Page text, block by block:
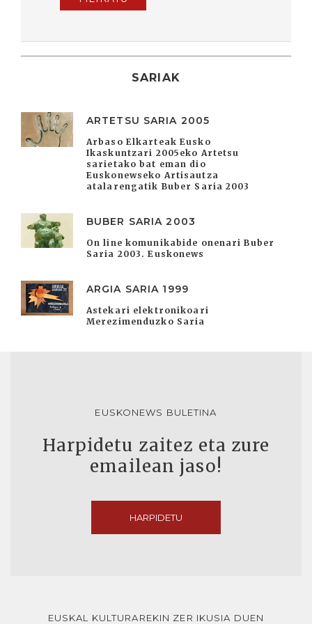
SARIAK
ARTETSU SARIA 2005
Arbaso Elkarteak Eusko
Ikaskuntzari 2005eko Artetsu
sarietako bat eman dio
Euskonewseko Artisautza
atalarengatik Buber Saria 2003
BUBER SARIA 2003
On line komunikabide onenari Buber
Saria 2003. Euskonews
ARGIA SARIA 1999
Astekari elektronikoari
Merezimenduzko Saria
EUSKONEWS BULETINA
Harpidetu zaitez eta zure
emailean jaso!
HARPIDETU
EUSKAL KULTURAREKIN ZER IKUSIA DUEN